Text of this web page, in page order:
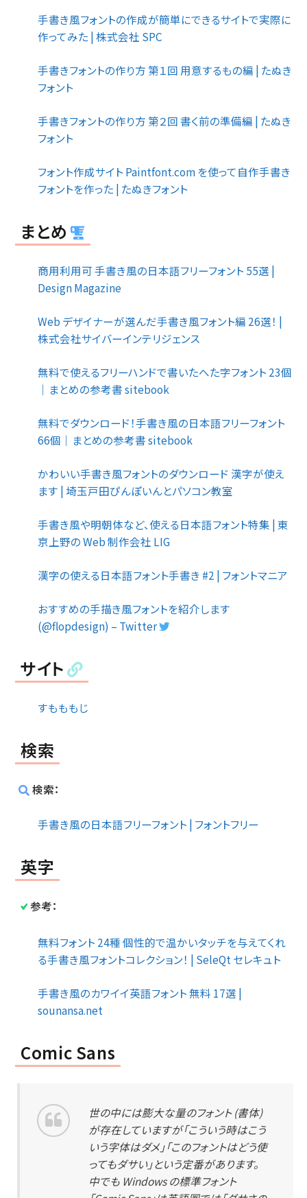
手書き風フォントの作成が簡単にできるサイトで実際に
作ってみた | 株式会社 SPC
手書きフォントの作り方 第１回 用意するもの編 | たぬき
フォント
手書きフォントの作り方 第２回 書く前の準備編 | たぬき
フォント
フォント作成サイト Paintfont.com を使って自作手書き
フォントを作った | たぬきフォント
まとめ
商用利用可 手書き風の日本語フリーフォント 55選 |
Design Magazine
Web デザイナーが選んだ手書き風フォント編 26選！ |
株式会社サイバーインテリジェンス
無料で使えるフリーハンドで書いたへた字フォント 23個
｜まとめの参考書 sitebook
無料でダウンロード！手書き風の日本語フリーフォント
66個｜まとめの参考書 sitebook
かわいい手書き風フォントのダウンロード 漢字が使え
ます | 埼玉戸田ぴんぽいんとパソコン教室
手書き風や明朝体など、使える日本語フォント特集 | 東
京上野の Web 制作会社 LIG
漢字の使える日本語フォント手書き #2 | フォントマニア
おすすめの手描き風フォントを紹介します
(@flopdesign) – Twitter
サイト
すもももじ
検索
検索：
手書き風の日本語フリーフォント | フォントフリー
英字
参考：
無料フォント 24種 個性的で温かいタッチを与えてくれ
る手書き風フォントコレクション！ | SeleQt セレキュト
手書き風のカワイイ英語フォント 無料 17選 |
sounansa.net
Comic Sans
世の中には膨大な量のフォント (書体)
が存在していますが「こういう時はこう
いう字体はダメ」「このフォントはどう使
ってもダサい」という定番があります。
中でも Windows の標準フォント